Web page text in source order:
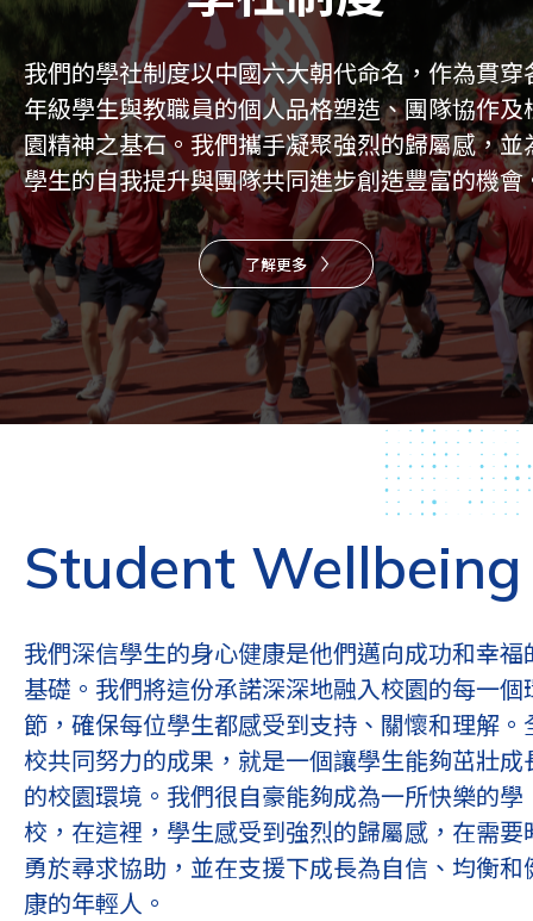
我們的學社制度以中國六大朝代命名，作為貫穿
年級學生與教職員的個人品格塑造、團隊協作及
園精神之基石。我們攜手凝聚強烈的歸屬感，並
學生的自我提升與團隊共同進步創造豐富的機會
了解更多
Student Wellbeing
我們深信學生的身心健康是他們邁向成功和幸福
基礎。我們將這份承諾深深地融入校園的每一個
節，確保每位學生都感受到支持、關懷和理解。
校共同努力的成果，就是一個讓學生能夠茁壯成
的校園環境。我們很自豪能夠成為一所快樂的學
校，在這裡，學生感受到強烈的歸屬感，在需要
勇於尋求協助，並在支援下成長為自信、均衡和
康的年輕人。